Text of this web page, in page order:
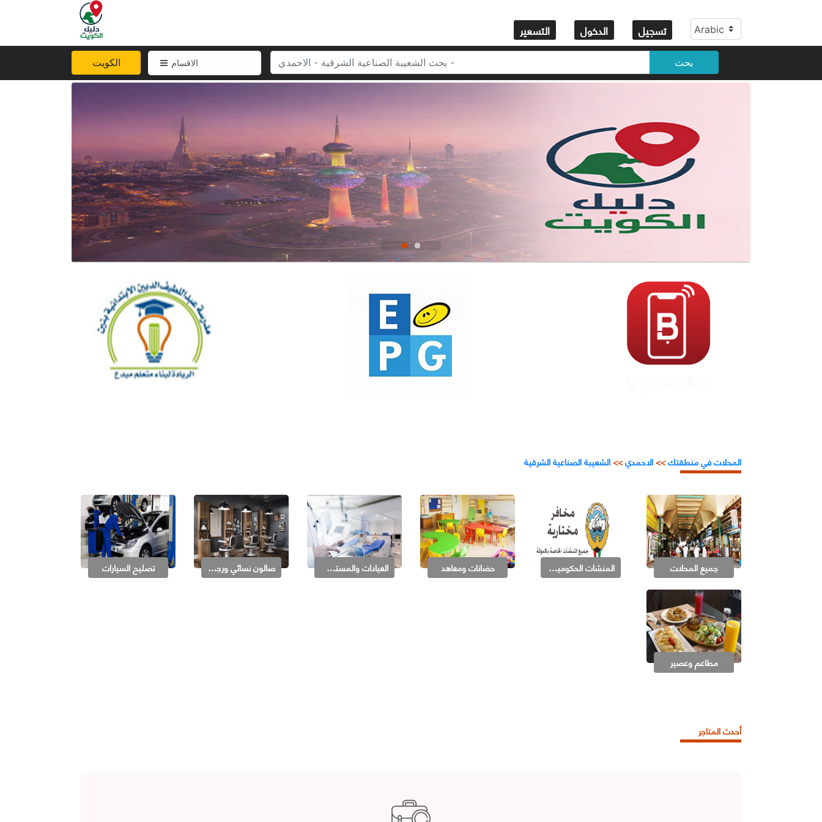
التسعير الدخول تسجيل
الكويت الاقسام بحث
المحلات في منطقتك>>الاحمدي>>الشعيبة الصناعية الشرقية
جميع المحلات المنشات الحكومية في منطقتك حضانات ومعاهد العيادات والمستشفيات والصيدليات صالون نسائي ورجالي تصليح السيارات
مطاعم وعصير
أحدث المتاجر